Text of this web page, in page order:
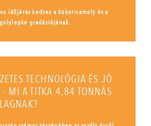
időjárás kedvez a kukoricamoly és a
gradációjának.
TECHNOLÓGIA ÉS JÓ
- MI A TITKA 4,84 TONNÁS